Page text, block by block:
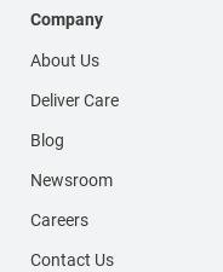
Company
About Us
Deliver Care
Blog
Newsroom
Careers
Contact Us